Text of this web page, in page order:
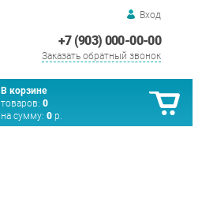
Вход
+7 (903) 000-00-00
Заказать обратный звонок
В корзине
товаров: 0
на сумму: 0 р.